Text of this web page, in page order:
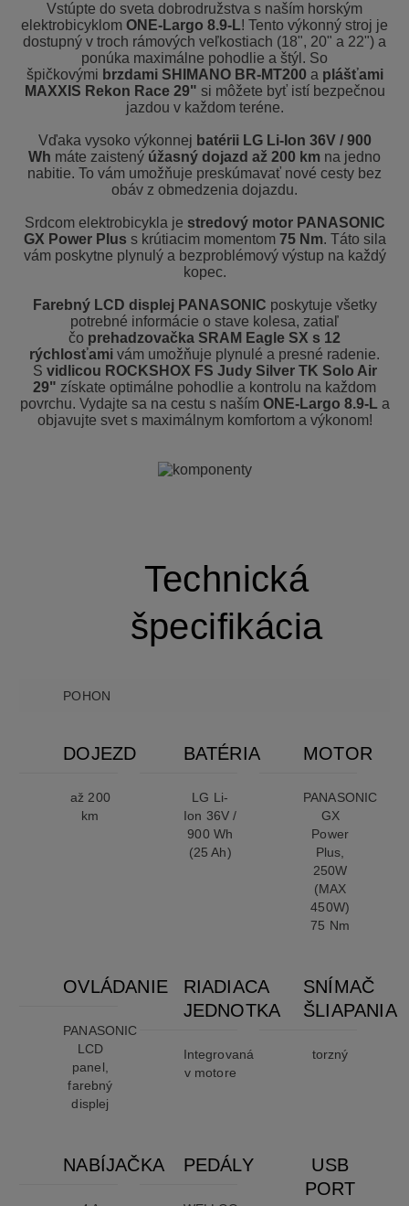
Vstúpte do sveta dobrodružstva s naším horským
elektrobicyklom ONE-Largo 8.9-L! Tento výkonný stroj je
dostupný v troch rámových veľkostiach (18", 20" a 22") a
ponúka maximálne pohodlie a štýl. So
špičkovými brzdami SHIMANO BR-MT200 a plášťami
MAXXIS Rekon Race 29" si môžete byť istí bezpečnou
jazdou v každom teréne.
Vďaka vysoko výkonnej batérii LG Li-Ion 36V / 900
Wh máte zaistený úžasný dojazd až 200 km na jedno
nabitie. To vám umožňuje preskúmavať nové cesty bez
obáv z obmedzenia dojazdu.
Srdcom elektrobicykla je stredový motor PANASONIC
GX Power Plus s krútiacim momentom 75 Nm. Táto sila
vám poskytne plynulý a bezproblémový výstup na každý
kopec.
Farebný LCD displej PANASONIC poskytuje všetky
potrebné informácie o stave kolesa, zatiaľ
čo prehadzovačka SRAM Eagle SX s 12
rýchlosťami vám umožňuje plynulé a presné radenie.
S vidlicou ROCKSHOX FS Judy Silver TK Solo Air
29" získate optimálne pohodlie a kontrolu na každom
povrchu. Vydajte sa na cestu s naším ONE-Largo 8.9-L a
objavujte svet s maximálnym komfortom a výkonom!
Technická
špecifikácia
POHON
DOJEZD
až 200
km
BATÉRIA
LG Li-
Ion 36V /
900 Wh
(25 Ah)
MOTOR
PANASONIC
GX
Power
Plus,
250W
(MAX
450W)
75 Nm
OVLÁDANIE
PANASONIC
LCD
panel,
farebný
displej
RIADIACA
JEDNOTKA
Integrovaná
v motore
SNÍMAČ
ŠLIAPANIA
torzný
NABÍJAČKA PEDÁLY
USB
PORT